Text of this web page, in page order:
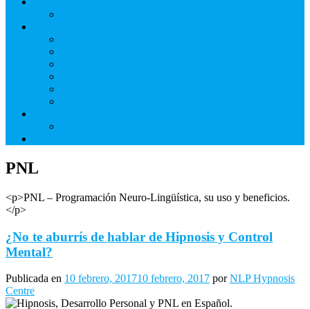
PNL
<p>PNL – Programación Neuro-Lingüística, su uso y beneficios.
</p>
¿No te aburrís de hablar de Hipnosis y Control
Mental?
Publicada en 10 febrero, 201710 febrero, 2017 porNLP Hypnosis
Centre